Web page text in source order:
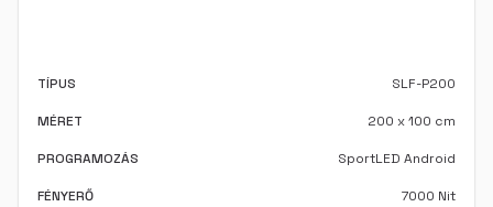
TÍPUS SLF-P200
MÉRET 200 x 100 cm
PROGRAMOZÁS SportLED Android
FÉNYERŐ 7000 Nit